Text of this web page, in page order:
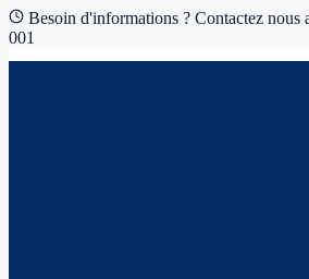
Besoin d'informations ? Contactez nous
001